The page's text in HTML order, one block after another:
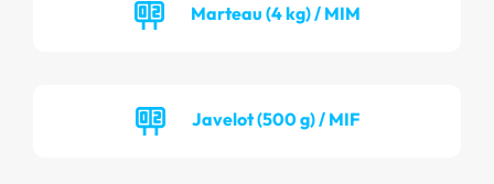
Marteau (4 kg) / MIM
Javelot (500 g) / MIF